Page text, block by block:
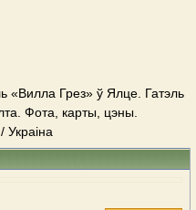
«Вилла Грез» ў Ялце. Гатэль
Фота, карты, цэны.
Украіна